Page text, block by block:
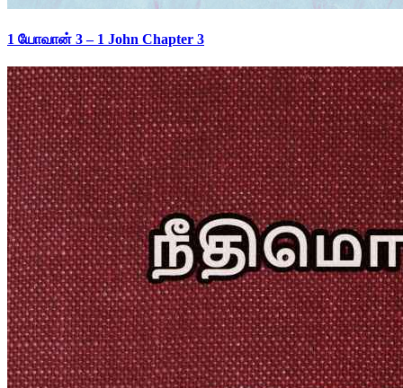
1 யோவான் 3 – 1 John Chapter 3